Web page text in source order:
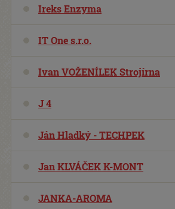
Ireks Enzyma
IT One s.r.o.
Ivan VOŽENÍLEK Strojírna
J 4
Ján Hladký - TECHPEK
Jan KLVÁČEK K-MONT
JANKA-AROMA